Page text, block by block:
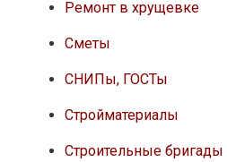
Ремонт в хрущевке
Сметы
СНИПы, ГОСТы
Стройматериалы
Строительные бригады